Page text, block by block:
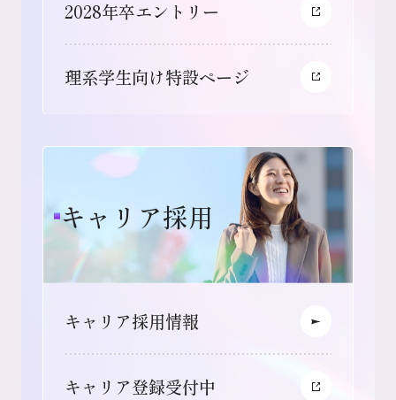
2028年卒エントリー
理系学生向け特設ページ
キャリア採用
キャリア採用情報
キャリア登録受付中